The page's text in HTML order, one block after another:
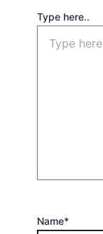
Type here..
Name*